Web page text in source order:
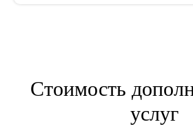
Стоимость
услуг